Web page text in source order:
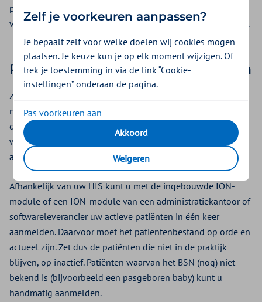
periode tot de overname van de praktijk. Dit legt u juridisch
vast in een document ‘Overeenkomst van Praktijkoverdracht’.
Patiënten overzetten op uw naam
Zorg ervoor dat u alle patiënten die u overneemt ook op uw
naam zet in de database ION voordat u gaat declareren. U
dient hiervoor het juiste VECOZO-certificaat te hebben
waarop de ION-rechten zijn geactiveerd. U kunt dat
aanvragen via
www.vecozo.nl.
Afhankelijk van uw HIS kunt u met de ingebouwde ION-
module of een ION-module van een administratiekantoor of
softwareleverancier uw actieve patiënten in één keer
aanmelden. Daarvoor moet het patiëntenbestand op orde en
actueel zijn. Zet dus de patiënten die niet in de praktijk
blijven, op inactief. Patiënten waarvan het BSN (nog) niet
bekend is (bijvoorbeeld een pasgeboren baby) kunt u
handmatig aanmelden.
Zelf je voorkeuren aanpassen?
Je bepaalt zelf voor welke doelen wij cookies mogen
plaatsen. Je keuze kun je op elk moment wijzigen. Of
trek je toestemming in via de link “Cookie-
instellingen” onderaan de pagina.
Pas voorkeuren aan
Akkoord
Weigeren